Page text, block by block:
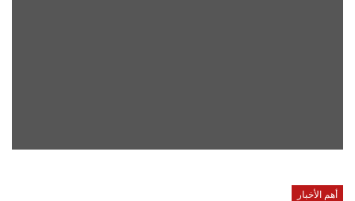
أهم الأخبار